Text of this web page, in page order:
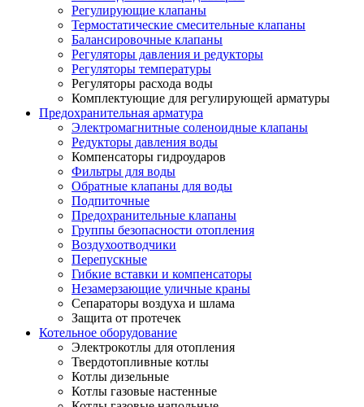
Регулирующие клапаны
Термостатические смесительные клапаны
Балансировочные клапаны
Регуляторы давления и редукторы
Регуляторы температуры
Регуляторы расхода воды
Комплектующие для регулирующей арматуры
Предохранительная арматура
Электромагнитные соленоидные клапаны
Редукторы давления воды
Компенсаторы гидроударов
Фильтры для воды
Обратные клапаны для воды
Подпиточные
Предохранительные клапаны
Группы безопасности отопления
Воздухоотводчики
Перепускные
Гибкие вставки и компенсаторы
Незамерзающие уличные краны
Сепараторы воздуха и шлама
Защита от протечек
Котельное оборудование
Электрокотлы для отопления
Твердотопливные котлы
Котлы дизельные
Котлы газовые настенные